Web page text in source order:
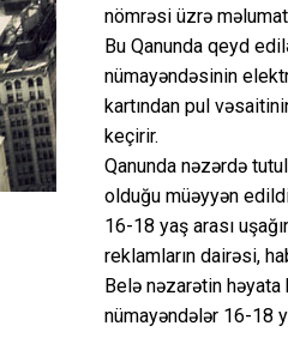
nömrəsi üzrə
Bu Qanunda qeyd
nümayəndəsinin
kartından pul
keçirir.
Qanunda nəzərdə
olduğu müəyyən
16-18 yaş arası
reklamların dairəsi,
Belə nəzarətin
nümayəndələr 16-18